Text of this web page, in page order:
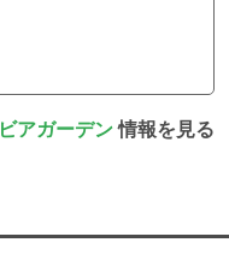
ビアガーデン情報を見る